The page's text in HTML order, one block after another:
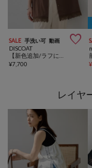
SALE 手洗い可 動画 
DISCOAT
¥7,700
¥
レイヤ